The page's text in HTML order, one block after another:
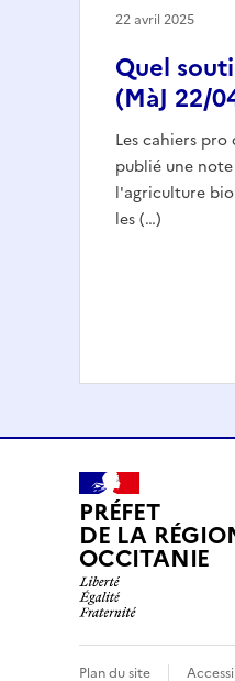
Quel
(MàJ 22/
Les cahiers pro
publié une
l'agriculture
les (…)
22 avril 2025
PRÉFET
DE LA
OCCITANIE
Plan du site